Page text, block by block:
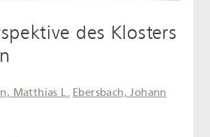
des Klosters
Matthias L. Ebersbach, Johann